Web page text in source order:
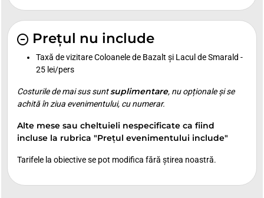
Prețul nu include
Taxă de vizitare Coloanele de Bazalt și Lacul de Smarald -
25 lei/pers
Costurile de mai sus suntsuplimentare, nu opționale și se
achită în ziua evenimentului, cu numerar.
Alte mese sau cheltuieli nespecificate ca fiind
incluse la rubrica "Prețul evenimentului include"
Tarifele la obiective se pot modifica fără știrea noastră.